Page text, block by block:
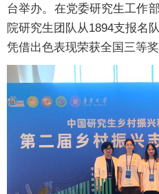
台举办。在党委研究生工作
院研究生团队从1894支报名
凭借出色表现荣获全国三等奖